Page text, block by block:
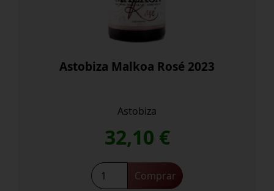
Astobiza Malkoa Rosé 2023
Astobiza
32,10 €
Astobiza
Malkoa
Comprar